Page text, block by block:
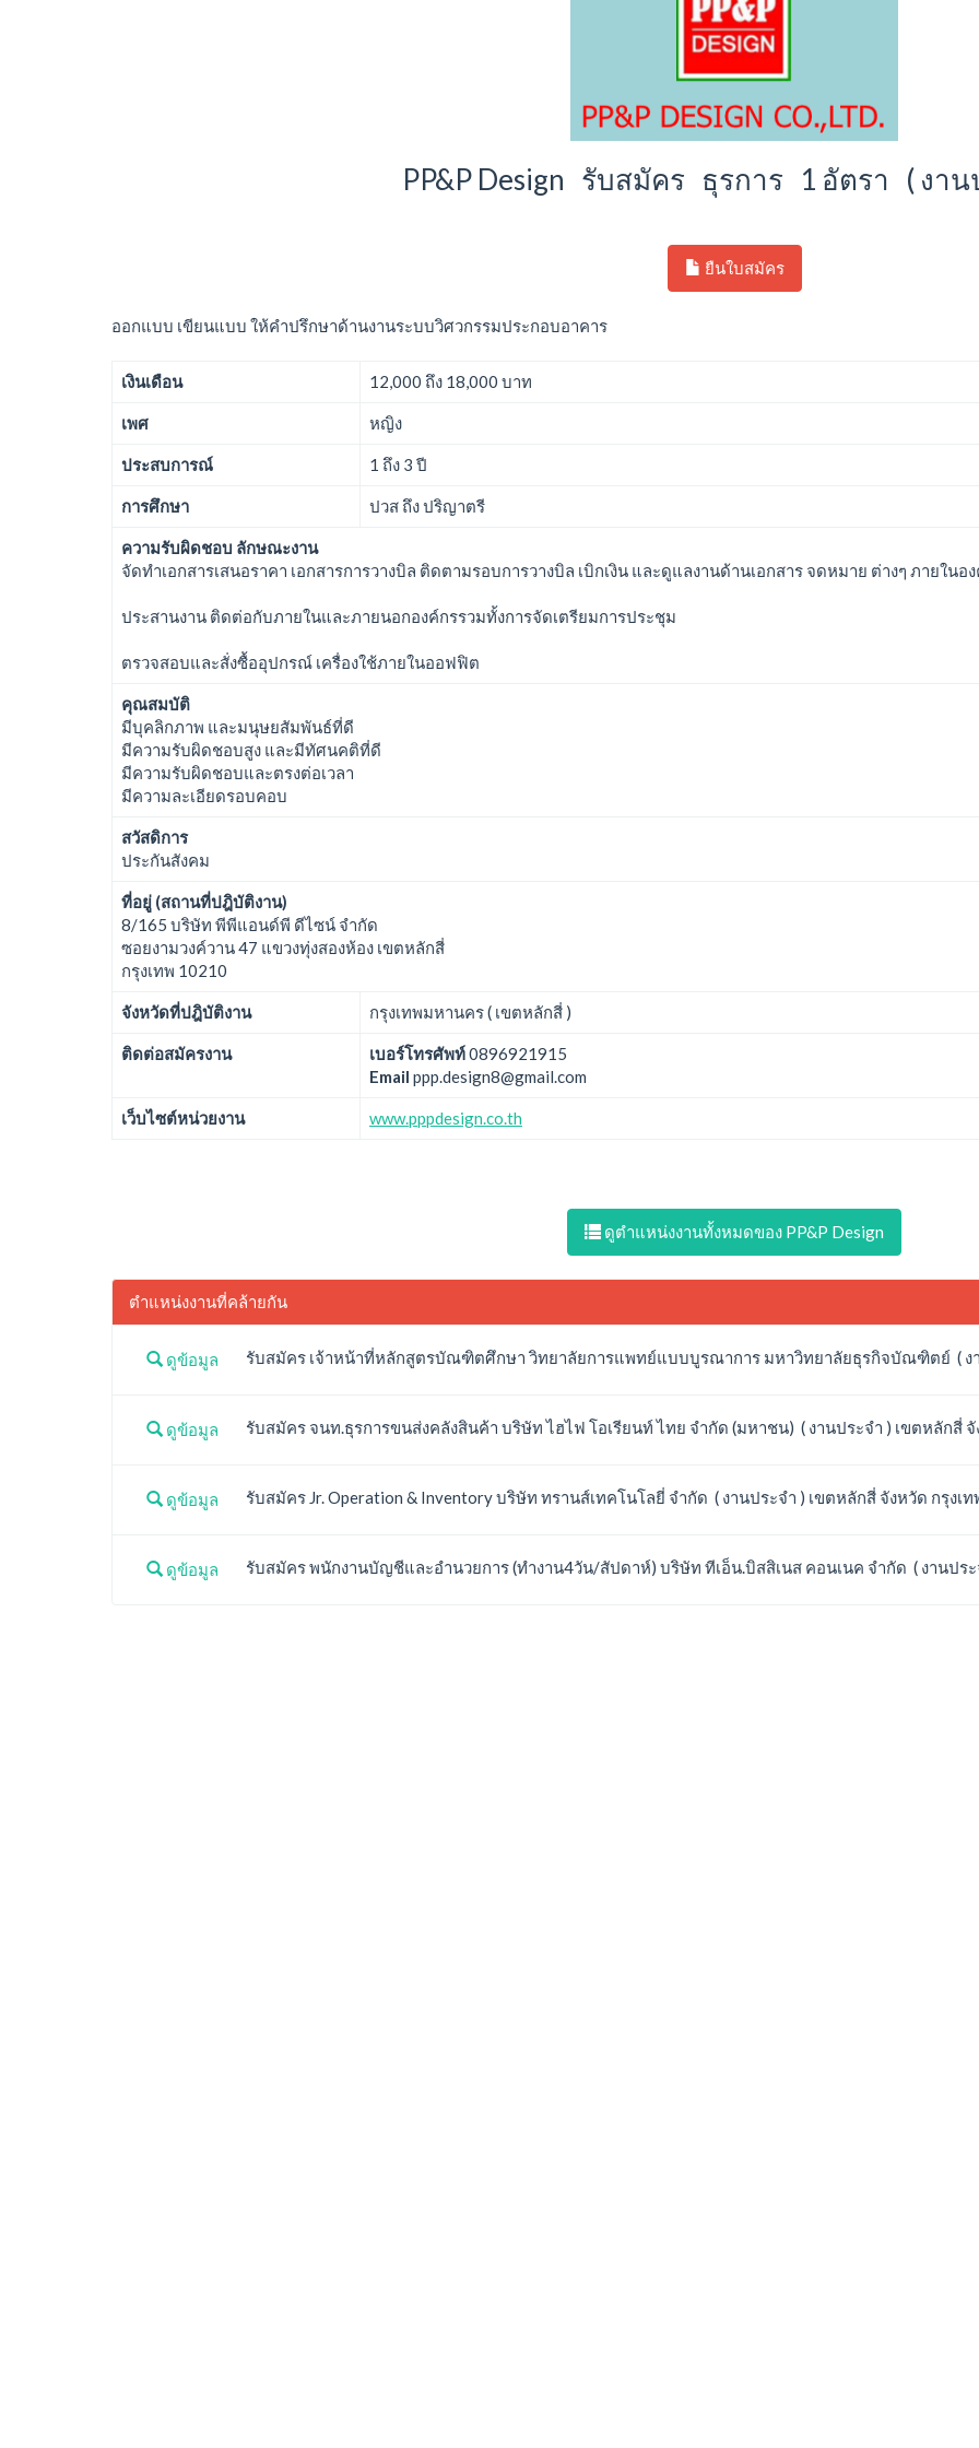
PP&P Design รับสมัคร ธุรการ 1 อัตรา ( งาน
ยืนใบสมัคร
ออกแบบ เขียนแบบ ให้คำปรึกษาด้านงานระบบวิศวกรรมประกอบอาคาร
เงินเดือน 12,000 ถึง 18,000 บาท
เพศ หญิง
ประสบการณ์ 1 ถึง 3 ปี
การศึกษา ปวส ถึง ปริญาตรี
ความรับผิดชอบ ลักษณะงาน
จัดทำเอกสารเสนอราคา เอกสารการวางบิล ติดตามรอบการวางบิล เบิกเงิน และดูแลงานด้านเอกสาร จดหมาย ต่างๆ ภายในอ
ประสานงาน ติดต่อกับภายในและภายนอกองค์กรรวมทั้งการจัดเตรียมการประชุม
ตรวจสอบและสั่งซื้ออุปกรณ์ เครื่องใช้ภายในออฟฟิต
คุณสมบัติ
มีบุคลิกภาพ และมนุษยสัมพันธ์ที่ดี
มีความรับผิดชอบสูง และมีทัศนคติที่ดี
มีความรับผิดชอบและตรงต่อเวลา
มีความละเอียดรอบคอบ
สวัสดิการ
ประกันสังคม
ที่อยู่ (สถานที่ปฎิบัติงาน)
8/165 บริษัท พีพีแอนด์พี ดีไซน์ จำกัด
ซอยงามวงค์วาน 47 แขวงทุ่งสองห้อง เขตหลักสี่
กรุงเทพ 10210
จังหวัดที่ปฎิบัติงาน กรุงเทพมหานคร ( เขตหลักสี่ )
ติดต่อสมัครงาน เบอร์โทรศัพท์0896921915
Email ppp.design8@gmail.com
เว็บไซต์หน่วยงาน www.pppdesign.co.th
ดูตำแหน่งงานทั้งหมดของ PP&P Design
ตำแหน่งงานที่คล้ายกัน
ดูข้อมูล รับสมัคร เจ้าหน้าที่หลักสูตรบัณฑิตศึกษา วิทยาลัยการแพทย์แบบบูรณาการ มหาวิทยาลัยธุรกิจบัณฑิตย์ ( งา
ดูข้อมูล รับสมัคร จนท.ธุรการขนส่งคลังสินค้า บริษัท ไฮไฟ โอเรียนท์ ไทย จำกัด (มหาชน) ( งานประจำ ) เขตหลักสี่
ดูข้อมูล รับสมัคร Jr. Operation & Inventory บริษัท ทรานส์เทคโนโลยี่ จำกัด ( งานประจำ ) เขตหลักสี่ จังหวัด กรุงเ
ดูข้อมูล รับสมัคร พนักงานบัญชีและอำนวยการ (ทำงาน4วัน/สัปดาห์) บริษัท ทีเอ็น.บิสสิเนส คอนเนค จำกัด ( งานปร